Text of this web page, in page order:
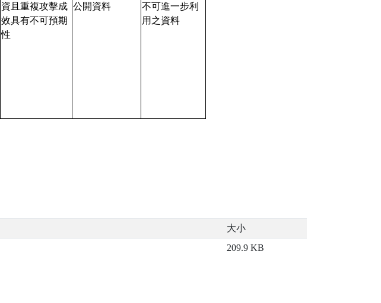
資且重複攻擊成
效具有不可預期
性
公開資料
不可進一步利
用之資料
大小
209.9 KB